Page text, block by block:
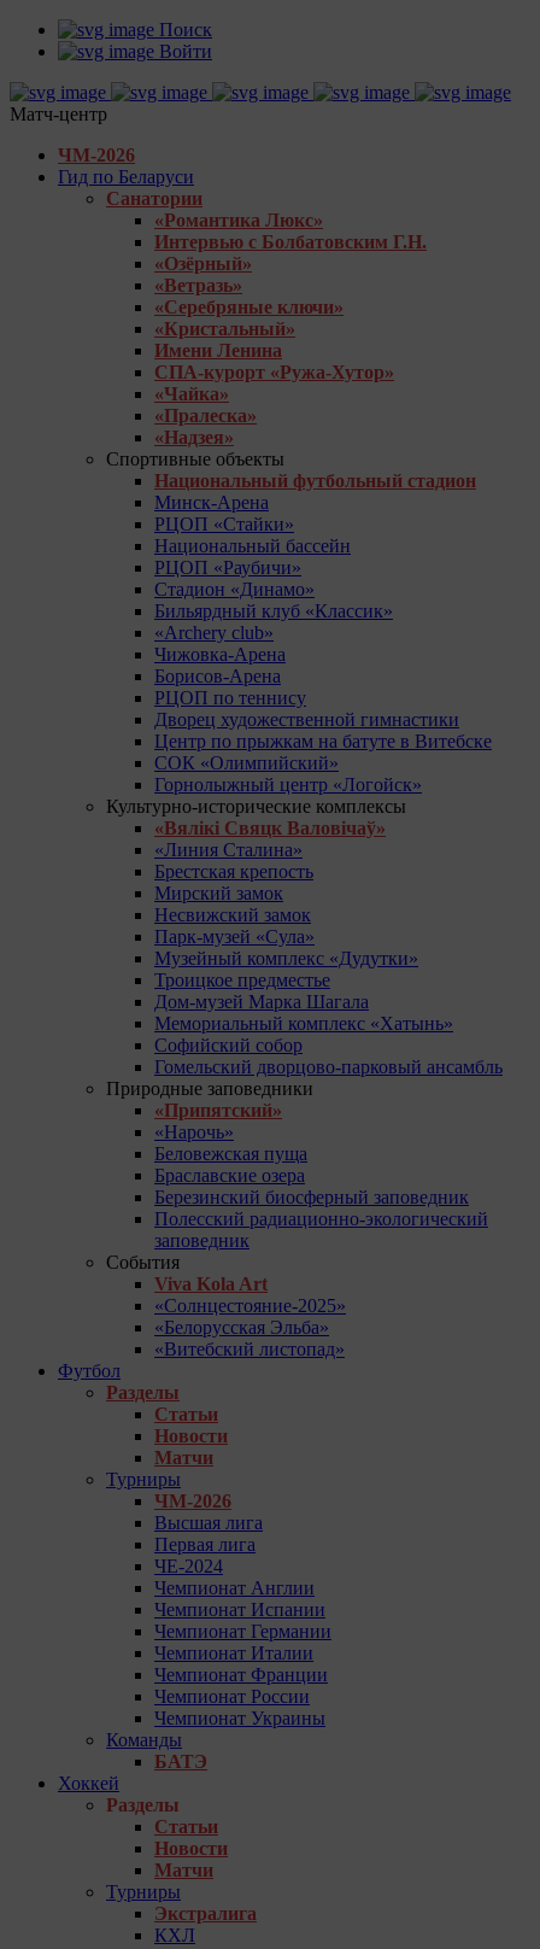
Поиск
Войти
Матч-центр
ЧМ-2026
Гид по Беларуси
Санатории
«Романтика Люкс»
Интервью с Болбатовским Г.Н.
«Озёрный»
«Ветразь»
«Серебряные ключи»
«Кристальный»
Имени Ленина
СПА-курорт «Ружа-Хутор»
«Чайка»
«Пралеска»
«Надзея»
Спортивные объекты
Национальный футбольный стадион
Минск-Арена
РЦОП «Стайки»
Национальный бассейн
РЦОП «Раубичи»
Стадион «Динамо»
Бильярдный клуб «Классик»
«Archery club»
Чижовка-Арена
Борисов-Арена
РЦОП по теннису
Дворец художественной гимнастики
Центр по прыжкам на батуте в Витебске
СОК «Олимпийский»
Горнолыжный центр «Логойск»
Культурно-исторические комплексы
«Вялікі Свяцк Валовічаў»
«Линия Сталина»
Брестская крепость
Мирский замок
Несвижский замок
Парк-музей «Сула»
Музейный комплекс «Дудутки»
Троицкое предместье
Дом-музей Марка Шагала
Мемориальный комплекс «Хатынь»
Софийский собор
Гомельский дворцово-парковый ансамбль
Природные заповедники
«Припятский»
«Нарочь»
Беловежская пуща
Браславские озера
Березинский биосферный заповедник
Полесский радиационно-экологический
заповедник
События
Viva Kola Art
«Солнцестояние-2025»
«Белорусская Эльба»
«Витебский листопад»
Футбол
Разделы
Статьи
Новости
Матчи
Турниры
ЧМ-2026
Высшая лига
Первая лига
ЧЕ-2024
Чемпионат Англии
Чемпионат Испании
Чемпионат Германии
Чемпионат Италии
Чемпионат Франции
Чемпионат России
Чемпионат Украины
Команды
БАТЭ
Хоккей
Разделы
Статьи
Новости
Матчи
Турниры
Экстралига
КХЛ